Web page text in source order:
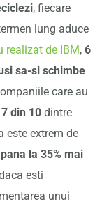
, fiecare
lung aduce
realizat de IBM, 6
sa-si schimbe
care au
7 din 10 dintre
este extrem de
la 35% mai
esti
unui